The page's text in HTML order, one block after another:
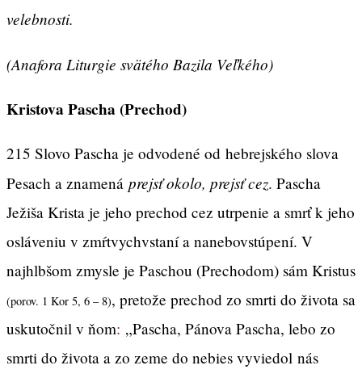
velebnosti.
(Anafora Liturgie svätého Bazila Veľkého)
Kristova Pascha (Prechod)
215 Slovo Pascha je odvodené od hebrejského slova
Pesach a znamená prejsť okolo, prejsť cez. Pascha
Ježiša Krista je jeho prechod cez utrpenie a smrť k jeho
osláveniu v zmŕtvychvstaní a nanebovstúpení. V
najhlbšom zmysle je Paschou (Prechodom) sám Kristus
(porov. 1 Kor 5, 6 – 8), pretože prechod zo smrti do života sa
uskutočnil v ňom: „Pascha, Pánova Pascha, lebo zo
smrti do života a zo zeme do nebies vyviedol nás